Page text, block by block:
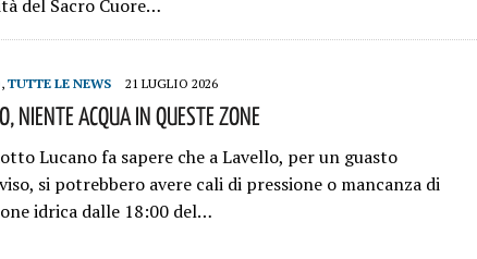
del Sacro Cuore…
, TUTTE LE NEWS 21 LUGLIO 2026
Niente Acqua In Queste Zone
Lucano fa sapere che a Lavello, per un guasto
si potrebbero avere cali di pressione o mancanza di
idrica dalle 18:00 del…